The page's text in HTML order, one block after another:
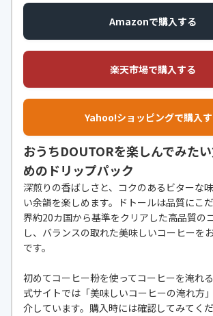
Amazonで購入する
楽天市場で購入する
Yahoo!ショッピングで購入
おうちDOUTORを楽しんでみた
めのドリップパック
深煎りの香ばしさと、コクのあるビターな
い余韻を楽しめます。ドトールは品質にこ
界約20カ国から基準をクリアした高品質の
し、バランスの取れた美味しいコーヒーを
です。
初めてコーヒー粉を使ってコーヒーを淹れ
式サイトでは「美味しいコーヒーの淹れ方
介しています。購入時には確認してみてくだ